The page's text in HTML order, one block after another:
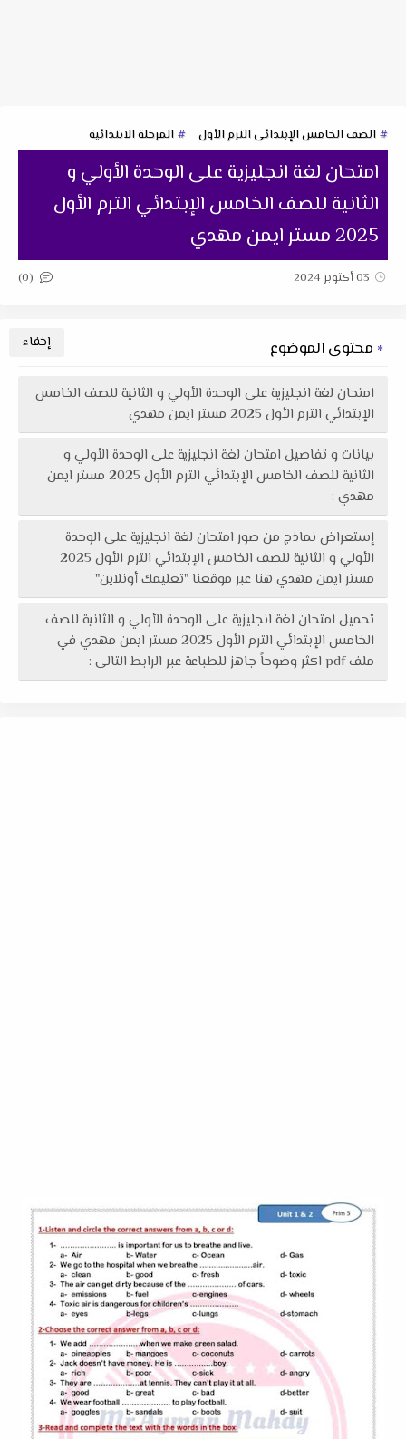
الصف الخامس الإبتدائى الترم الأول المرحلة الابتدائية
امتحان لغة انجليزية على الوحدة الأولي و
الثانية للصف الخامس الإبتدائي الترم الأول
2025 مستر ايمن مهدي
03 أكتوبر 2024 (0)
محتوى الموضوع
امتحان لغة انجليزية على الوحدة الأولي و الثانية للصف الخامس
الإبتدائي الترم الأول 2025 مستر ايمن مهدي
بيانات و تفاصيل امتحان لغة انجليزية على الوحدة الأولي و
الثانية للصف الخامس الإبتدائي الترم الأول 2025 مستر ايمن
مهدي :
إستعراض نماذج من صور امتحان لغة انجليزية على الوحدة
الأولي و الثانية للصف الخامس الإبتدائي الترم الأول 2025
مستر ايمن مهدي هنا عبر موقعنا "تعليمك أونلاين"
تحميل امتحان لغة انجليزية على الوحدة الأولي و الثانية للصف
الخامس الإبتدائي الترم الأول 2025 مستر ايمن مهدي في
ملف pdf اكثر وضوحاً جاهز للطباعة عبر الرابط التالى :